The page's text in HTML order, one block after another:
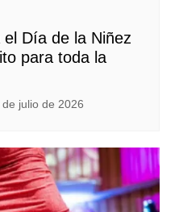
Día de la Niñez
para toda la
de julio de 2026